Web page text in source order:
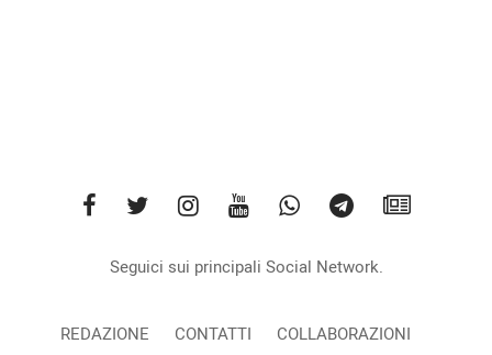
Seguici sui principali Social Network.
REDAZIONE CONTATTI COLLABORAZIONI